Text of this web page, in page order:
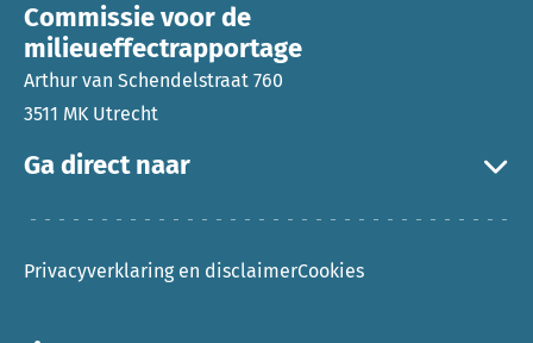
Ga direct naar
Commissie voor de
milieueffectrapportage
Arthur van Schendelstraat 760
3511 MK Utrecht
Privacyverklaring en disclaimerCookies